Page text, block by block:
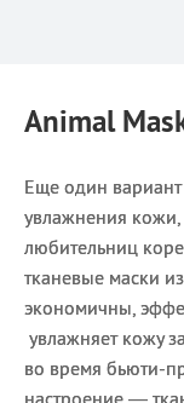
Animal
Еще один
увлажнения
любительниц
тканевые маски
экономичны,
увлажняет кожу
во время бьюти-
настроение —